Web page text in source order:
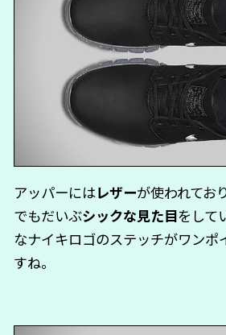
アッパーにはレザーが使われてお
でもだいぶシックな見た目をして
なナイキロゴのステッチがワンポ
すね。